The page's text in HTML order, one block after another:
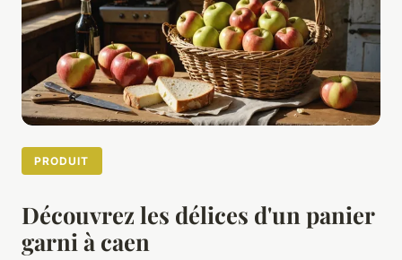
PRODUIT
Découvrez les délices d'un panier
garni à caen